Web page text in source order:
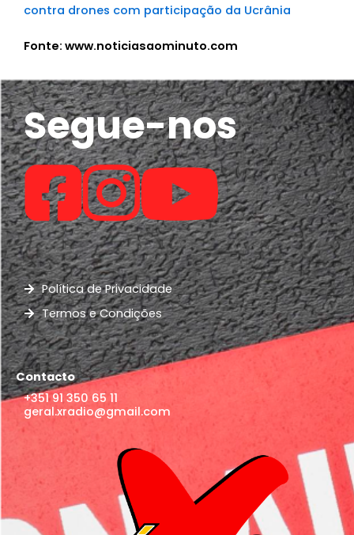
contra drones com participação da Ucrânia
Fonte: www.noticiasaominuto.com
Segue-nos
Política de Privacidade
Termos e Condições
Contacto
+351 91 350 65 11
geral.xradio@gmail.com